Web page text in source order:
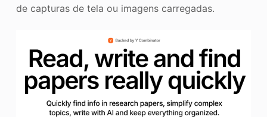
de capturas de tela ou imagens carregadas.